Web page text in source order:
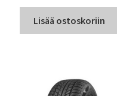
Lisää ostoskoriin